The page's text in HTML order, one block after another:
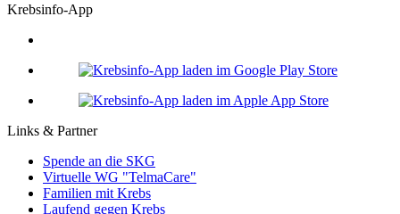
Krebsinfo-App
Links & Partner
Spende an die SKG
Virtuelle WG "TelmaCare"
Familien mit Krebs
Laufend gegen Krebs